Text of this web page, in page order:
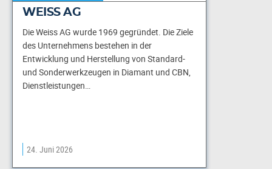
WEISS AG
Die Weiss AG wurde 1969 gegründet. Die Ziele
des Unternehmens bestehen in der
Entwicklung und Herstellung von Standard-
und Sonderwerkzeugen in Diamant und CBN,
Dienstleistungen…
24. Juni 2026